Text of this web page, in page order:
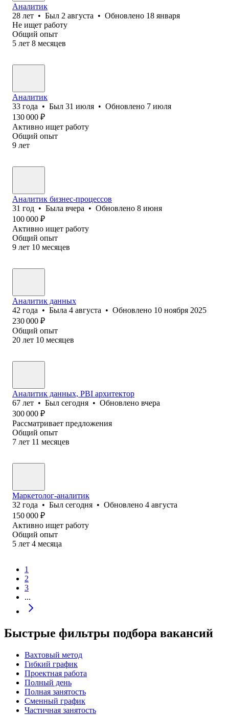
Аналитик
28 лет • Был 2 августа • Обновлено 18 января
Не ищет работу
Общий опыт
5 лет 8 месяцев
Аналитик
33 года • Был 31 июля • Обновлено 7 июля
130 000 ₽
Активно ищет работу
Общий опыт
9 лет
Аналитик бизнес-процессов
31 год • Была вчера • Обновлено 8 июня
100 000 ₽
Активно ищет работу
Общий опыт
9 лет 10 месяцев
Аналитик данных
42 года • Была 4 августа • Обновлено 10 ноября 2025
230 000 ₽
Общий опыт
20 лет 10 месяцев
Аналитик данных, PBI архитектор
67 лет • Был сегодня • Обновлено вчера
300 000 ₽
Рассматривает предложения
Общий опыт
7 лет 11 месяцев
Маркетолог-аналитик
32 года • Был сегодня • Обновлено 4 августа
150 000 ₽
Активно ищет работу
Общий опыт
5 лет 4 месяца
1
2
3
...
Быстрые фильтры подбора вакансий
Вахтовый метод
Гибкий график
Проектная работа
Полный день
Полная занятость
Сменный график
Частичная занятость